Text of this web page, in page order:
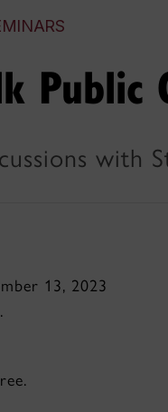
Public
with
13, 2023